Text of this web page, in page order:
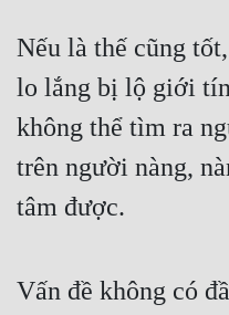
Sảng Văn
Sắc
Sủng
Thanh Xuân
Tiên Hiệp
Trinh Thám
Nếu là thế cũng
lo lắng bị lộ giới
không thể tìm ra
trên người nàng,
tâm được.
Vấn đề không có